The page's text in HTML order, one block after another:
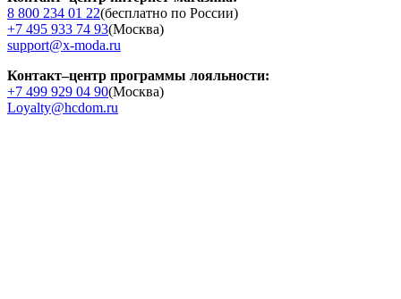
8 800 234 01 22(бесплатно по России)
+7 495 933 74 93(Москва)
support@x-moda.ru
Контакт–центр программы лояльности:
+7 499 929 04 90(Москва)
Loyalty@hcdom.ru